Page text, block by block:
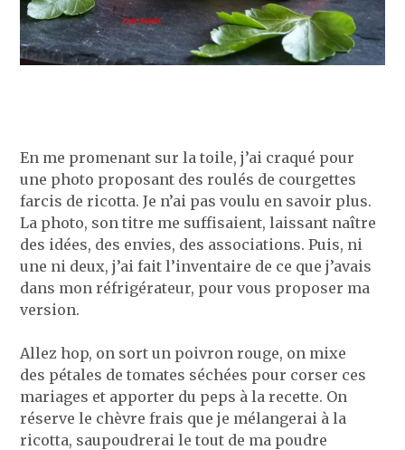
En me promenant sur la toile, j’ai craqué pour
une photo proposant des roulés de courgettes
farcis de ricotta. Je n’ai pas voulu en savoir plus.
La photo, son titre me suffisaient, laissant naître
des idées, des envies, des associations. Puis, ni
une ni deux, j’ai fait l’inventaire de ce que j’avais
dans mon réfrigérateur, pour vous proposer ma
version.
Allez hop, on sort un poivron rouge, on mixe
des pétales de tomates séchées pour corser ces
mariages et apporter du peps à la recette. On
réserve le chèvre frais que je mélangerai à la
ricotta, saupoudrerai le tout de ma poudre